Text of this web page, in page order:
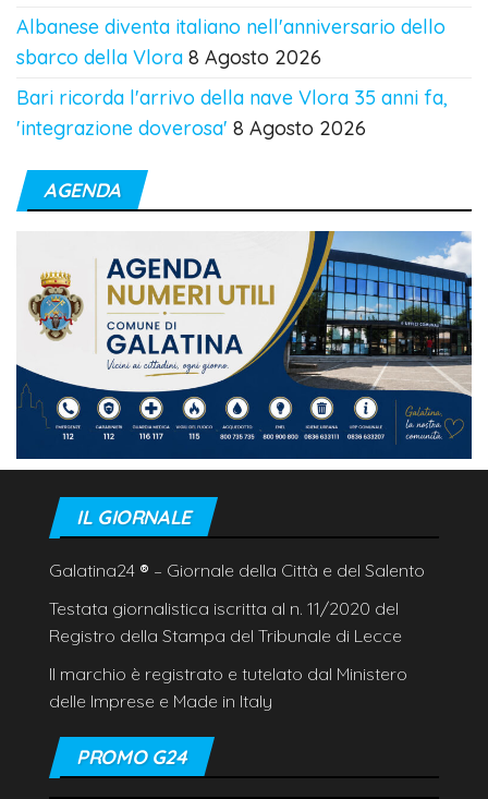
Albanese diventa italiano nell'anniversario dello
sbarco della Vlora 8 Agosto 2026
Bari ricorda l'arrivo della nave Vlora 35 anni fa,
'integrazione doverosa' 8 Agosto 2026
AGENDA
IL GIORNALE
Galatina24 ® – Giornale della Città e del Salento
Testata giornalistica iscritta al n. 11/2020 del
Registro della Stampa del Tribunale di Lecce
Il marchio è registrato e tutelato dal Ministero
delle Imprese e Made in Italy
PROMO G24